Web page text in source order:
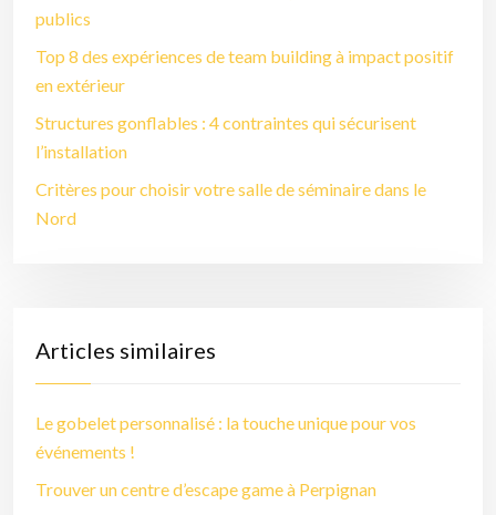
publics
Top 8 des expériences de team building à impact positif
en extérieur
Structures gonflables : 4 contraintes qui sécurisent
l’installation
Critères pour choisir votre salle de séminaire dans le
Nord
Articles similaires
Le gobelet personnalisé : la touche unique pour vos
événements !
Trouver un centre d’escape game à Perpignan